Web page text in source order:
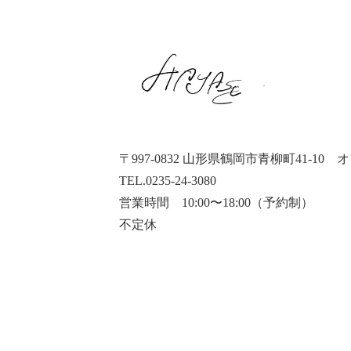
〒997-0832 山形県鶴岡市青柳町41-10
TEL.0235-24-3080
営業時間 10:00〜18:00（予約制）
不定休